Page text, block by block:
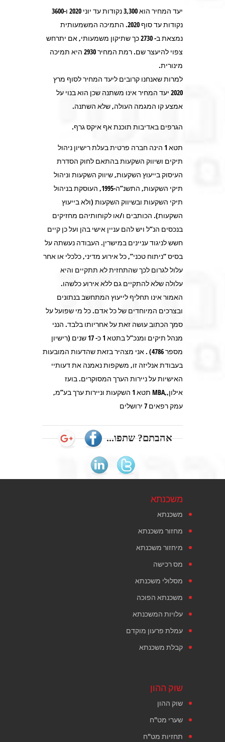
יעד המחיר הוא 3,300 נקודות עד יוני 2020 ו-3600
נקודות עד סוף 2020. התמיכה המשמעותית
נמצאת ב- 2730 כך שתיקון משמעותי, אם יתרחש
צפוי להיעצר שם. רמת המחיר 2930 היא תמיכה
מינורית.
למרות שאנחנו קרובים ליעד המחיר לסוף מרץ
2020 יעד המחיר אינו משתנה שכן הוא בנוי על
אמצע קו המגמה העולה, שלא השתנה.
הגרפים באדיבות תוכנת אף איקס גרף.
תטא 1 הינה חברה פרטית בעלת רישיון ניהול
תיקים ושיווק השקעות בהתאם לחוק הסדרת
העיסוק בייעוץ השקעות, שיווק השקעות וניהול
תיקי השקעות, התשנ”ה-1995, העוסקת בניהול
תיקי השקעות ובשיווק השקעות (ולא בייעוץ
השקעות). הכותבים ו/או לקוחותיהם מחזיקים
בנכסים הנ”ל ויש להם עניין אישי בהן ועל כן קיים
חשש לניגוד עניינים במישרין. העבודה נעשתה על
בסיס “ניתוח טכני”, כל אירוע מדיני, כלכלי או אחר
עלול לגרום לכך שהתחזית לא תתקיים והיא
עלולה שלא להתקיים גם ללא אירוע כלשהו.
האמור אינו תחליף לייעוץ המתחשב בנתונים
ובצרכים המיוחדים של כל אדם. כל מי שפועל על
סמך הכתוב עושה זאת על אחריותו בלבד. הנני
מנהל תיקים ומנכ”ל בתטא 1 כ- 17 שנים (רישיון
מספר 4786) . אני מצהיר בזאת שהדעות המובעות
בעבודת אנליזה זו, משקפות נאמנה את דעותיי
האישיות על ניירות הערך המסוקרים. בועז
אילון,,MBA תטא 1 השקעות וניירות ערך בע”מ,
עמק רפאים 7 ירושלים
אהבתם? שתפו...
משכנתא
משכנתא
מחזור משכנתא
מיחזור משכנתא
מס רכישה
מסלולי משכנתא
משכנתא הפוכה
עלויות המשכנתא
עמלת פרעון מוקדם
קבלת משכנתא
שוק ההון
שוק ההון
שערי מט"ח
תחזיות מט"ח